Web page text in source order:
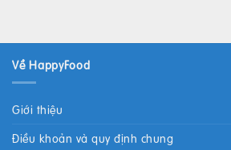
Về HappyFood
Giới thiệu
Điều khoản và quy định chung